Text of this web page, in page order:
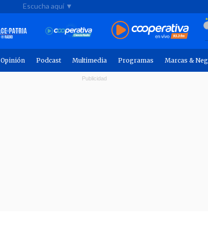
Escucha aquí ▼
Opinión Podcast Multimedia Programas Marcas &